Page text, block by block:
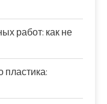
работ: как не
пластика: